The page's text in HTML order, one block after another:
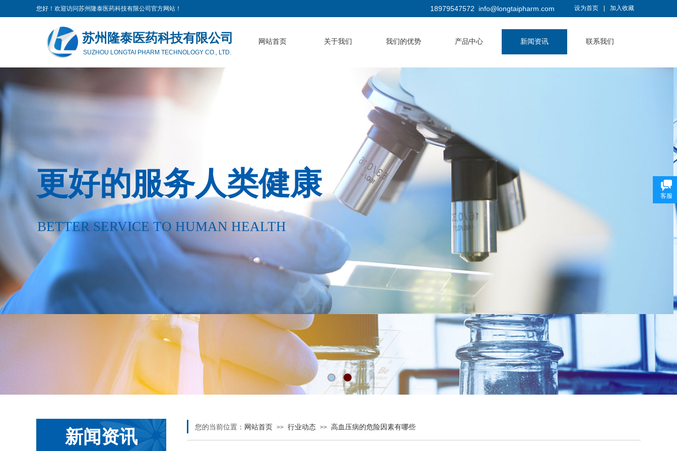
您好！欢迎访问苏州隆泰医药科技有限公司官方网站！ 设为首页 加入收藏
18979547572 info@longtaipharm.com
苏州隆泰医药科技有限公司
SUZHOU LONGTAI PHARM TECHNOLOGY CO., LTD.
网站首页 关于我们 我们的优势 产品中心 新闻资讯 联系我们
更好的服务人类健康
BETTER SERVICE TO HUMAN HEALTH
新闻资讯 您的当前位置： 网站首页 >> 行业动态 >> 高血压病的危险因素有哪些
客服